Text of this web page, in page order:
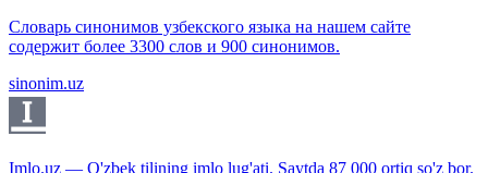
Словарь синонимов узбекского языка на нашем сайте
содержит более 3300 слов и 900 синонимов.
sinonim.uz
Imlo.uz — O'zbek tilining imlo lug'ati. Saytda 87 000 ortiq so'z bor.